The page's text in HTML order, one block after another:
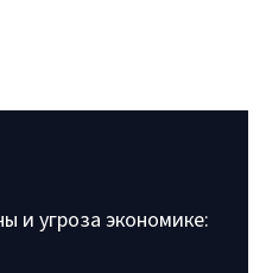
и угроза экономике: